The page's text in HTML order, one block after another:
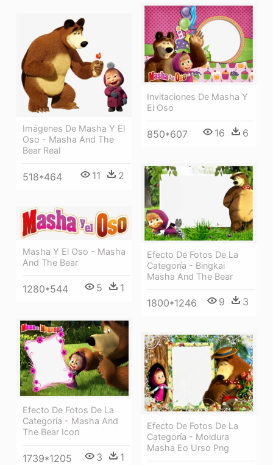
Invitaciones De Masha Y
El Oso
850*607 16 6
Imágenes De Masha Y El
Oso - Masha And The
Bear Real
518*464 11 2
Efecto De Fotos De La
Categoría - Bingkai
Masha And The Bear
1800*1246 9 3
Masha Y El Oso - Masha
And The Bear
1280*544 5 1
Efecto De Fotos De La
Categoría - Masha And
The Bear Icon
1739*1205 3 1
Efecto De Fotos De La
Categoría - Moldura
Masha Eo Urso Png